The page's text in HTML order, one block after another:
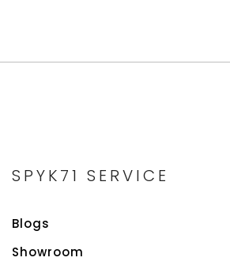
SPYK71 SERVICE
Blogs
Showroom